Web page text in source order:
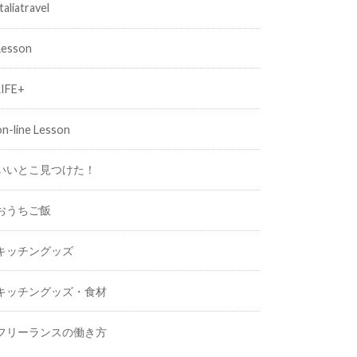
line Lesson
いとこ見つけた！
うちご飯
ッチングッズ
ッチングッズ・食材
リーランスの働き方